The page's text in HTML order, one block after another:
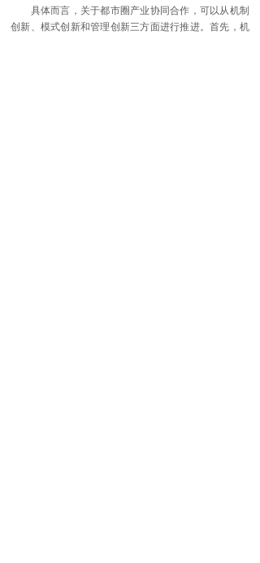
具体而言，关于都市圈产业协同合作，可以从机制
创新、模式创新和管理创新三方面进行推进。首先，机